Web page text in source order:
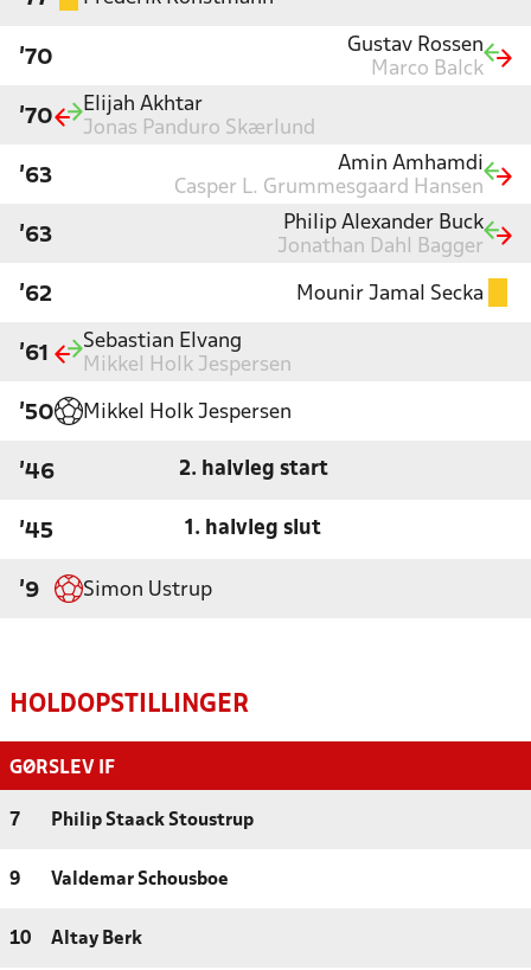
'70
Gustav Rossen
Marco Balck
'70
Elijah Akhtar
Jonas Panduro Skærlund
'63
Amin Amhamdi
Casper L. Grummesgaard Hansen
'63
Philip Alexander Buck
Jonathan Dahl Bagger
'62 Mounir Jamal Secka
'61
Sebastian Elvang
Mikkel Holk Jespersen
'50 Mikkel Holk Jespersen
'46 2. halvleg start
'45 1. halvleg slut
'9 Simon Ustrup
HOLDOPSTILLINGER
GØRSLEV IF
7 Philip Staack Stoustrup
9 Valdemar Schousboe
10 Altay Berk